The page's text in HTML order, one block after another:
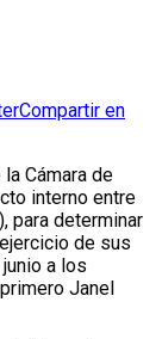
Compartir en
Cámara de
interno entre
para determinar
de sus
a los
Janel